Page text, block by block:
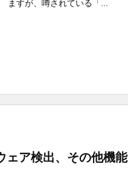
ますが、噂されている「...
ア検出、その他機